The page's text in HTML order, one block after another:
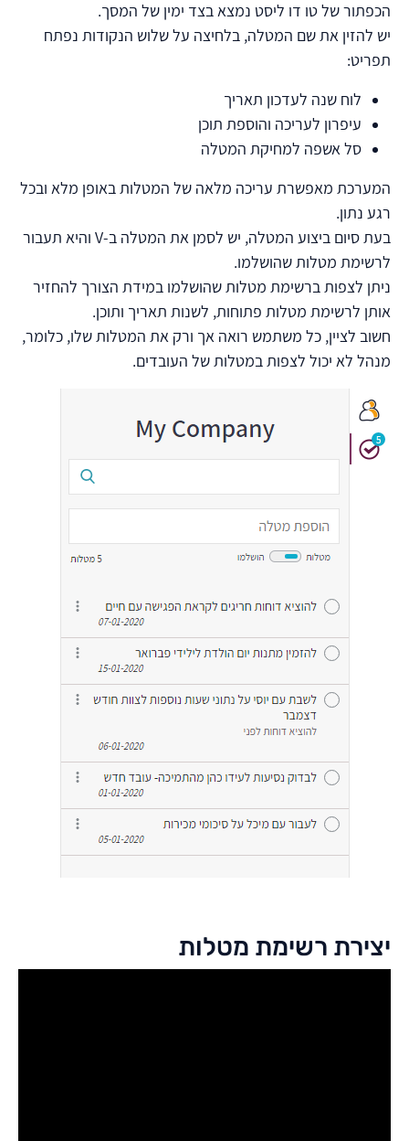
הכפתור של טו דו ליסט נמצא בצד ימין של המסך.
יש להזין את שם המטלה, בלחיצה על שלוש הנקודות נפתח
תפריט:
לוח שנה לעדכון תאריך
עיפרון לעריכה והוספת תוכן
סל אשפה למחיקת המטלה
המערכת מאפשרת עריכה מלאה של המטלות באופן מלא ובכל
רגע נתון.
בעת סיום ביצוע המטלה, יש לסמן את המטלה ב-V והיא תעבור
לרשימת מטלות שהושלמו.
ניתן לצפות ברשימת מטלות שהושלמו במידת הצורך להחזיר
אותן לרשימת מטלות פתוחות, לשנות תאריך ותוכן.
חשוב לציין, כל משתמש רואה אך ורק את המטלות שלו, כלומר,
מנהל לא יכול לצפות במטלות של העובדים.
יצירת רשימת מטלות